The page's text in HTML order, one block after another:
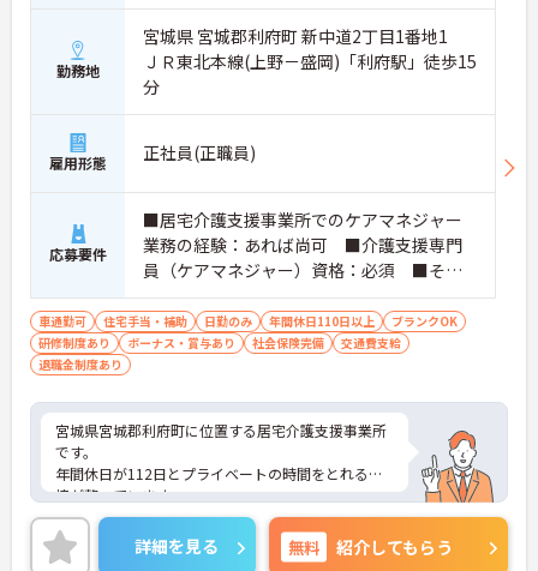
勤務地
宮城県 宮城郡利府町 新中道2丁目1番地1
ＪＲ東北本線(上野－盛岡)「利府駅」徒歩15
分
雇用形態 正社員(正職員)
応募要件
■居宅介護支援事業所でのケアマネジャー
業務の経験：あれば尚可 ■介護支援専門
員（ケアマネジャー）資格：必須 ■その
他の福祉・介護関係資格：あれば尚可 ■
主任介護支援専門員資格：あれば尚可 ■
普通自動車運転免許（AT限定可）：必須
車通勤可 住宅手当・補助 日勤のみ 年間休日110日以上
ブランクOK
研修制度あり
ボーナス・賞与あり 社会保険完備
交通費支給
退職金制度あり
宮城県宮城郡利府町に位置する居宅介護支援事業所
です。
年間休日が112日とプライベートの時間をとれる環
境が整っています。
未経験の方やブランクのある方もご応募可能です！
ご興味をお持ちの方はお気軽にお問い合わせくださ
い。
詳細を見る 無料 紹介してもらう